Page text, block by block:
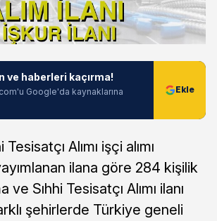
ve haberleri kaçırma!
Google'da kaynaklarına
Tesisatçı Alımı işçi alımı
ilana göre 284 kişilik
ve Sıhhi Tesisatçı Alımı ilanı
şehirlerde Türkiye geneli